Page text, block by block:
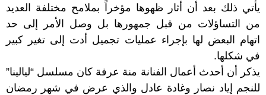
يأتي ذلك بعد أن أثار ظهوها مؤخراً بملامح مختلفة العديد
من التساؤلات من قبل جمهورها بل وصل الأمر إلى حد
اتهام البعض لها بإجراء عمليات تجميل أدت إلى تغير كبير
في شكلها.
يذكر أن أحدث أعمال الفنانة منة عرفة كان مسلسل “ليالينا”
للنجم إياد نصار وغادة عادل والذي عرض في شهر رمضان